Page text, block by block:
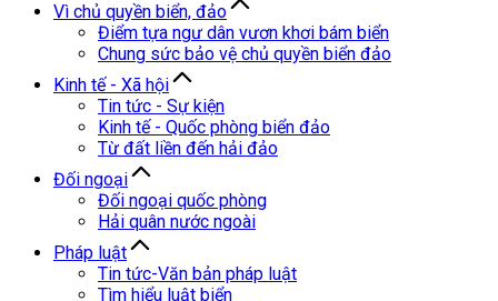
Vì chủ quyền biển, đảo
Điểm tựa ngư dân vươn khơi bám biển
Chung sức bảo vệ chủ quyền biển đảo
Kinh tế - Xã hội
Tin tức - Sự kiện
Kinh tế - Quốc phòng biển đảo
Từ đất liền đến hải đảo
Đối ngoại
Đối ngoại quốc phòng
Hải quân nước ngoài
Pháp luật
Tin tức-Văn bản pháp luật
Tìm hiểu luật biển